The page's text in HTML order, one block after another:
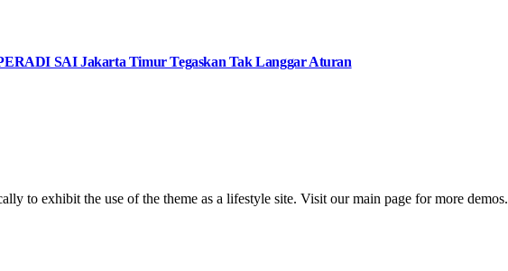
SAI Jakarta Timur Tegaskan Tak Langgar Aturan
to exhibit the use of the theme as a lifestyle site. Visit our main page for more demos.